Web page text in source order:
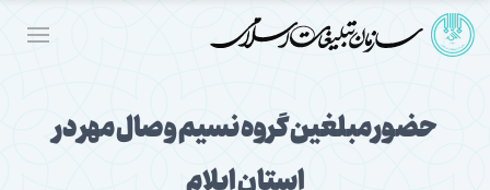
حضور مبلغین گروه نسیم وصال مهر در